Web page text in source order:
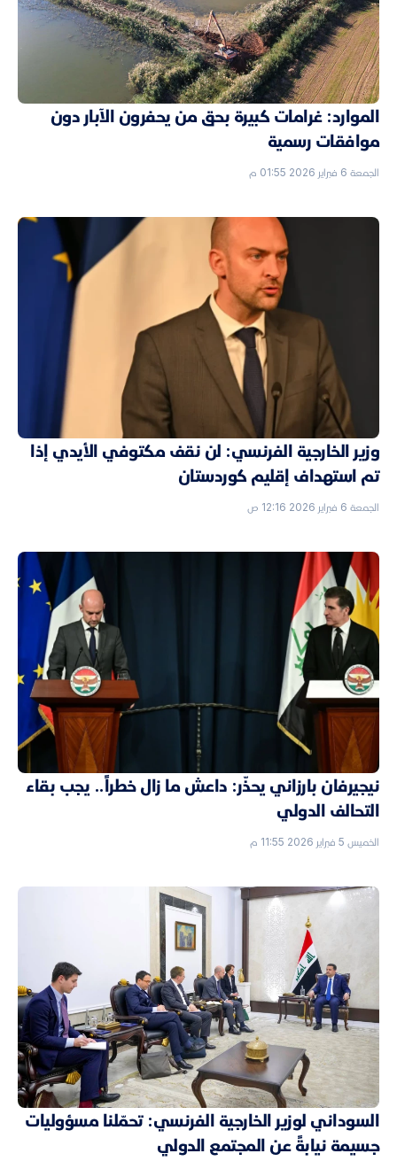
الموارد: غرامات كبيرة بحق من يحفرون الآبار دون
موافقات رسمية
الجمعة 6 فبراير 2026 01:55 م
وزير الخارجية الفرنسي: لن نقف مكتوفي الأيدي إذا
تم استهداف إقليم كوردستان
الجمعة 6 فبراير 2026 12:16 ص
نيجيرفان بارزاني يحذّر: داعش ما زال خطراً.. يجب بقاء
التحالف الدولي
الخميس 5 فبراير 2026 11:55 م
السوداني لوزير الخارجية الفرنسي: تحمّلنا مسؤوليات
جسيمة نيابةً عن المجتمع الدولي